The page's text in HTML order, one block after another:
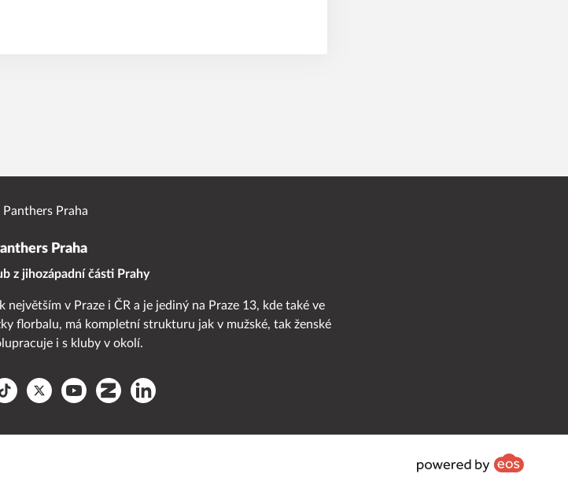
Praha
z jihozápadní části Prahy
v Praze i ČR a je jediný na Praze 13, kde také ve
florbalu, má kompletní strukturu jak v mužské, tak ženské
i s kluby v okolí.
Platform XYouTubeZoneramaLinkedIn